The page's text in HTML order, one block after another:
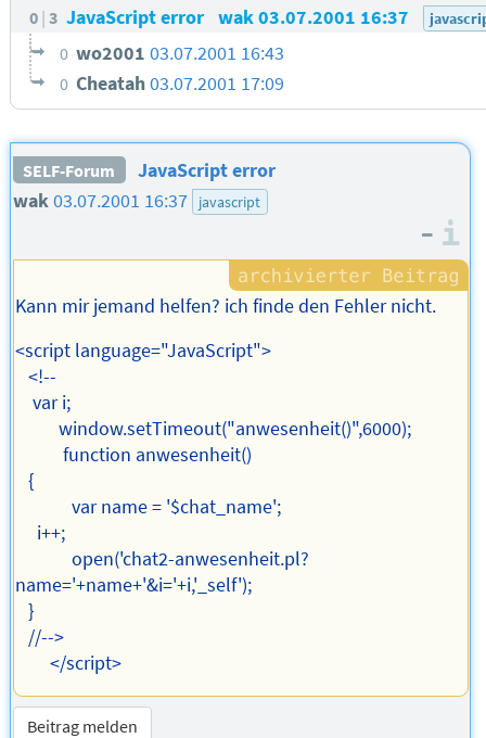
0 3 JavaScript error wak03.07.2001 16:37
0 wo200103.07.2001 16:43
0 Cheatah03.07.2001 17:09
SELF-Forum
JavaScript error
wak03.07.2001 16:37 javascript
–
Kann mir jemand helfen? ich finde den Fehler nicht.
<script language="JavaScript">
<!--
var i;
window.setTimeout("anwesenheit()",6000);
function anwesenheit()
{
var name = '$chat_name';
i++;
open('chat2-anwesenheit.pl?
name='+name+'&i='+i,'_self');
}
//-->
</script>
Beitrag melden